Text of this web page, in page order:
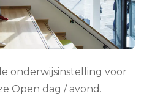
onderwijsinstelling voor
Open dag / avond.